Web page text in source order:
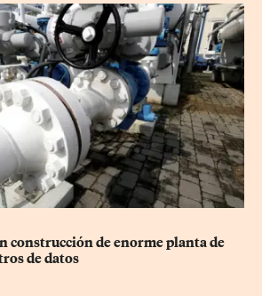
construcción de enorme planta de
de datos